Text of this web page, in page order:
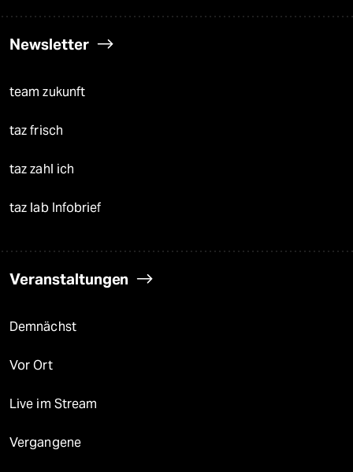
Newsletter
team zukunft
taz frisch
taz zahl ich
taz lab Infobrief
Veranstaltungen
Demnächst
Vor Ort
Live im Stream
Vergangene